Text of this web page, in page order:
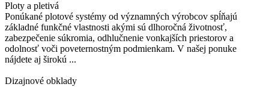
Ploty a pletivá
Ponúkané plotové systémy od významných výrobcov spĺňajú
základné funkčné vlastnosti akými sú dlhoročná životnosť,
zabezpečenie súkromia, odhlučnenie vonkajších priestorov a
odolnosť voči poveternostným podmienkam. V našej ponuke
nájdete aj širokú ...
Dizajnové obklady